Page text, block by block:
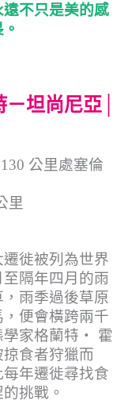
不只是美的感
坦尚尼亞│
公里處塞倫
里
徙被列為世界
隔年四月的雨
雨季過後草原
便會橫跨兩千
學家格蘭特‧ 霍
食者狩獵而
年遷徙尋找食
挑戰。